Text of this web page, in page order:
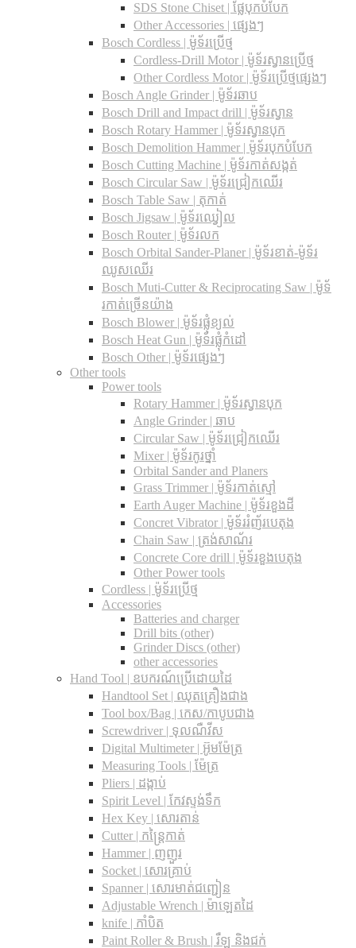
SDS Stone Chiset |​ ផ្លែបុកបំបែក
Other Accessories | ផ្សេងៗ
Bosch Cordless | ម៉ូទ័រប្រើថ្ម
Cordless-Drill Motor | ម៉ូទ័រស្វានប្រើថ្ម
Other Cordless Motor | ម៉ូទ័រប្រើថ្មផ្សេងៗ
Bosch Angle Grinder | ម៉ូទ័រឆាប
Bosch Drill and Impact drill | ម៉ូទ័រស្វាន
Bosch Rotary Hammer | ម៉ូទ័រស្វានបុក
Bosch Demolition Hammer | ម៉ូទ័របុកបំបែក
Bosch Cutting Machine | ម៉ូទ័រកាត់សង្កត់
Bosch Circular Saw | ម៉ូទ័រជ្រៀកឈើរ
Bosch Table Saw | តុកាត់
Bosch Jigsaw | ម៉ូទ័រឈ្វៀល
Bosch Router | ម៉ូទ័រលក
Bosch Orbital Sander-Planer​ | ម៉ូទ័រខាត់-ម៉ូទ័រ
ឈូសឈើរ
Bosch Muti-Cutter & Reciprocating Saw​ | ម៉ូទ័
រកាត់ច្រើនយ៉ាង
Bosch Blower | ម៉ូទ័រផ្លុំខ្យល់
Bosch Heat Gun | ម៉ូទ័រផ្លុំកំដៅ
Bosch Other | ម៉ូទ័រផ្សេងៗ
Other tools
Power tools
Rotary Hammer | ម៉ូទ័រស្វានបុក
Angle Grinder | ឆាប
Circular Saw​ | ម៉ូទ័រជ្រៀកឈើរ
Mixer | ម៉ូទ័រកូរថ្នាំ
Orbital Sander and Planers
Grass Trimmer | ម៉ូទ័រកាត់ស្មៅ
Earth Auger Machine | ម៉ូទ័រខួងដី
Concret Vibrator | ម៉ូទ័ររំញ័របេតុង
Chain Saw | ត្រង់សាណ័រ
Concrete Core drill | ម៉ូទ័រខួងបេតុង
Other Power tools
Cordless​ | ម៉ូទ័រប្រើថ្ម
Accessories
Batteries and charger
Drill bits (other)
Grinder Discs (other)
other accessories
Hand Tool | ឧបករណ៍ប្រើដោយដៃ
Handtool Set | ឈុតគ្រឿងជាង
Tool box/Bag | កេស/កាបូបជាង
Screwdriver | ទុលណឺវីស
Digital Multimeter | អ៊ូមម៉ែត្រ
Measuring Tools | ម៉ែត្រ
Pliers | ដង្កាប់
Spirit Level | កែវស្ទង់ទឹក
Hex Key | សោរតាន់
Cutter | កន្រ្តៃកាត់
Hammer | ញញួរ
Socket | សោរគ្រាប់
Spanner |​ សោរមាត់ជញ្ជៀន
Adjustable Wrench |​ ម៉ាឡេតដៃ
knife | កាំបិត
Paint Roller & Brush | រឺឡូ និងជក់